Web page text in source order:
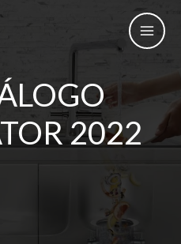
2022